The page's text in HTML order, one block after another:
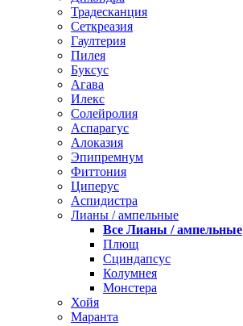
Традесканция
Сеткреазия
Гаултерия
Пилея
Буксус
Агава
Илекс
Солейролия
Аспарагус
Алоказия
Эпипремнум
Фиттония
Циперус
Аспидистра
Лианы / ампельные
Все Лианы / ампельные
Плющ
Сциндапсус
Колумнея
Монстера
Хойя
Маранта